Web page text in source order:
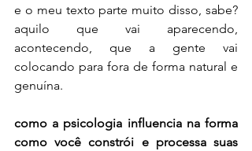
e o meu texto parte muito disso, sabe?
aquilo que vai aparecendo,
acontecendo, que a gente vai
colocando para fora de forma natural e
genuína.
como a psicologia influencia na forma
como você constrói e processa suas